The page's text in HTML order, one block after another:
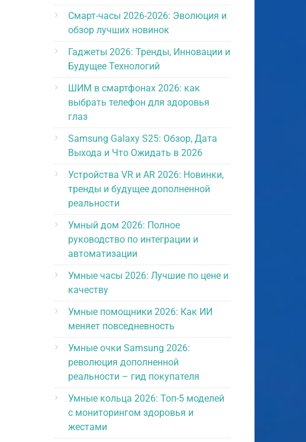
Смарт-часы 2026-2026: Эволюция и
обзор лучших новинок
Гаджеты 2026: Тренды, Инновации и
Будущее Технологий
ШИМ в смартфонах 2026: как
выбрать телефон для здоровья
глаз
Samsung Galaxy S25: Обзор, Дата
Выхода и Что Ожидать в 2026
Устройства VR и AR 2026: Новинки,
тренды и будущее дополненной
реальности
Умный дом 2026: Полное
руководство по интеграции и
автоматизации
Умные часы 2026: Лучшие по цене и
качеству
Умные помощники 2026: Как ИИ
меняет повседневность
Умные очки Samsung 2026:
революция дополненной
реальности – гид покупателя
Умные кольца 2026: Топ-5 моделей
с мониторингом здоровья и
жестами